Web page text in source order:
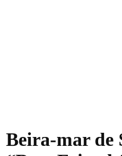
Beira-mar de